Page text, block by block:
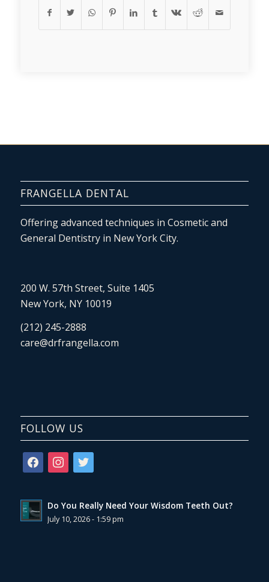
FRANGELLA DENTAL
Offering advanced techniques in Cosmetic and
General Dentistry in New York City.
200 W. 57th Street, Suite 1405
New York, NY 10019
(212) 245-2888
care@drfrangella.com
FOLLOW US
facebookinstagram
twitter
Do You Really Need Your Wisdom Teeth Out?
July 10, 2026 - 1:59 pm